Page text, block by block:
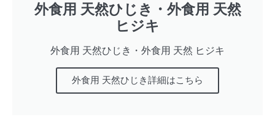
外食用 天然ひじき・外食用 天然
ヒジキ
外食用 天然ひじき・外食用 天然 ヒジキ
外食用 天然ひじき詳細はこちら